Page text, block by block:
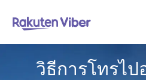
วิธีการโทรไป